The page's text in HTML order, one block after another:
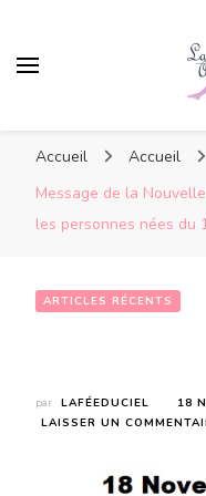
Accueil Accueil
Message de la
les personnes nées du
ARTICLES RÉCENTS
par LAFÉEDUCIEL
18
LAISSER UN